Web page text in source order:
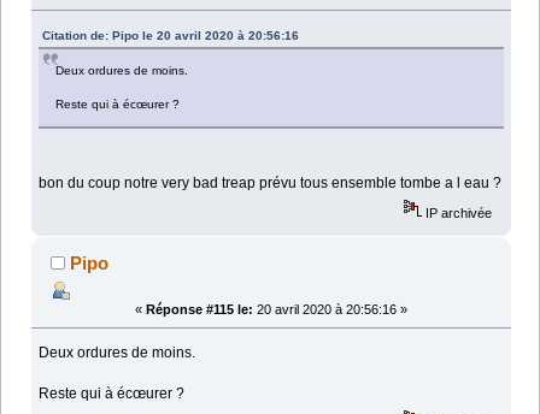
Citation de: Pipo le 20 avril 2020 à 20:56:16
Deux ordures de moins.
Reste qui à écœurer ?
bon du coup notre very bad treap prévu tous ensemble tombe a l eau ?
IP archivée
Pipo
« Réponse #115 le: 20 avril 2020 à 20:56:16 »
Deux ordures de moins.
Reste qui à écœurer ?